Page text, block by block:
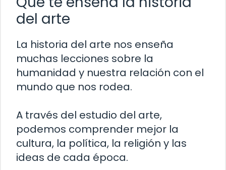
del arte
La historia del arte nos enseña
muchas lecciones sobre la
humanidad y nuestra relación con el
mundo que nos rodea.
A través del estudio del arte,
podemos comprender mejor la
cultura, la política, la religión y las
ideas de cada época.